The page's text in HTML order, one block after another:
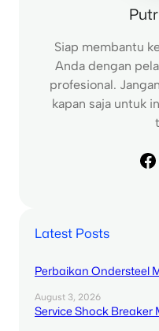
Siap membantu
Anda dengan
profesional.
kapan saja untuk
Facebook
Latest Posts
Perbaikan Ondersteel
August 3, 2026
Service Shock